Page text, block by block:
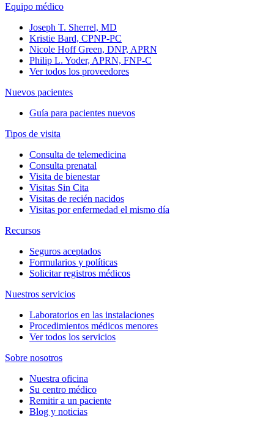
Equipo médico
Joseph T. Sherrel, MD
Kristie Bard, CPNP-PC
Nicole Hoff Green, DNP, APRN
Philip L. Yoder, APRN, FNP-C
Ver todos los proveedores
Nuevos pacientes
Guía para pacientes nuevos
Tipos de visita
Consulta de telemedicina
Consulta prenatal
Visita de bienestar
Visitas Sin Cita
Visitas de recién nacidos
Visitas por enfermedad el mismo día
Recursos
Seguros aceptados
Formularios y políticas
Solicitar registros médicos
Nuestros servicios
Laboratorios en las instalaciones
Procedimientos médicos menores
Ver todos los servicios
Sobre nosotros
Nuestra oficina
Su centro médico
Remitir a un paciente
Blog y noticias